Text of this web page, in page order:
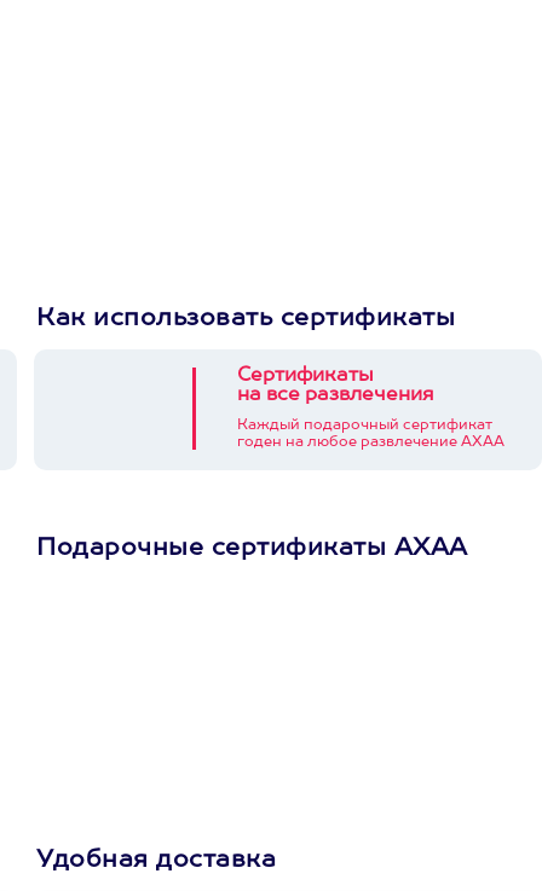
Как использовать сертификаты
Сертификаты
на все развлечения
Каждый подарочный сертификат
годен на любое развлечение АХАА
Подарочные сертификаты АХАА
Удобная доставка